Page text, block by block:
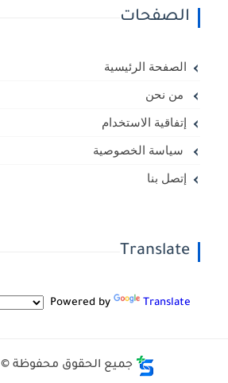
الصفحات
الصفحة الرئيسية
من نحن
إتفاقية الاستخدام
سياسة الخصوصية
إتصل بنا
Translate
Powered by Translate
جميع الحقوق محفوظة ©